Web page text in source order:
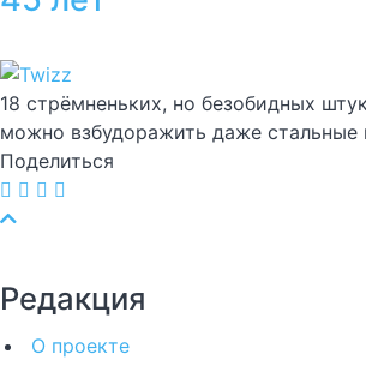
18 стрёмненьких, но безобидных
можно взбудоражить даже стальные
Поделиться
Редакция
О проекте